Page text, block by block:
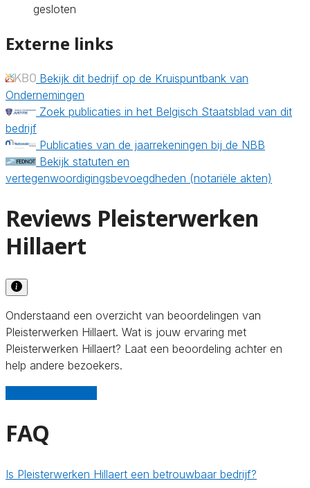
gesloten
Externe links
Bekijk dit bedrijf op de Kruispuntbank van
Ondernemingen
Zoek publicaties in het Belgisch Staatsblad van dit
bedrijf
Publicaties van de jaarrekeningen bij de NBB
Bekijk statuten en
vertegenwoordigingsbevoegdheden (notariële akten)
Reviews Pleisterwerken
Hillaert
Onderstaand een overzicht van beoordelingen van
Pleisterwerken Hillaert. Wat is jouw ervaring met
Pleisterwerken Hillaert? Laat een beoordeling achter en
help andere bezoekers.
FAQ
Is Pleisterwerken Hillaert een betrouwbaar bedrijf?